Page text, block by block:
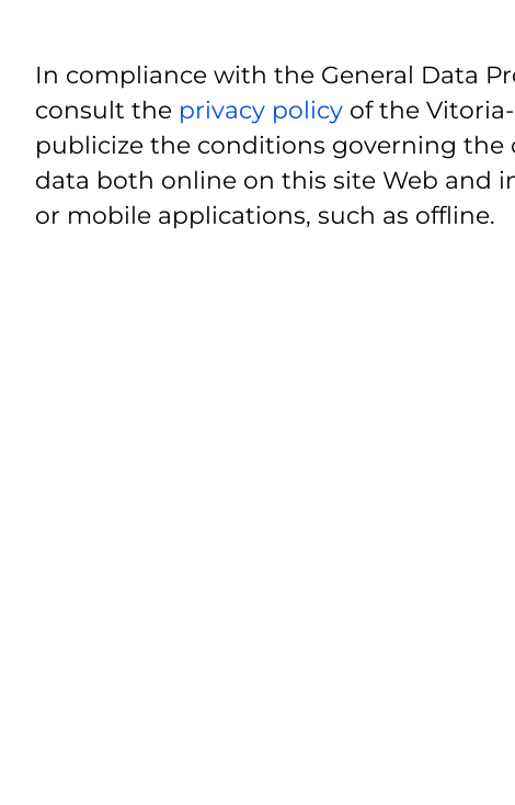
In compliance with the General Data
consult the privacy policy of the
publicize the conditions governing the
data both online on this site Web and
or mobile applications, such as offline.